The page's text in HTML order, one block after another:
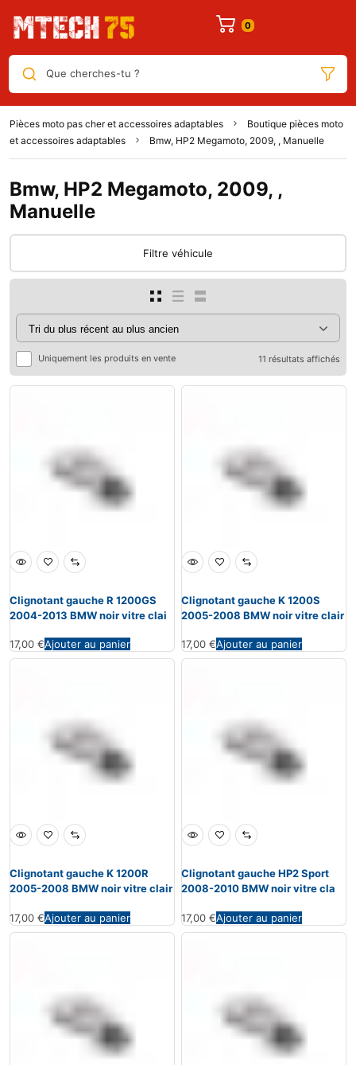
Que cherches-tu ?
Pièces moto pas cher et accessoires adaptables
Boutique pièces moto
et accessoires adaptables
Bmw, HP2 Megamoto, 2009, , Manuelle
Bmw, HP2 Megamoto, 2009, ,
Manuelle
Filtre véhicule
Uniquement les produits en vente 11 résultats affichés
Clignotant gauche R 1200GS
2004-2013 BMW noir vitre clai
17,00 €Ajouter au panier
Clignotant gauche K 1200S
2005-2008 BMW noir vitre clair
17,00 €Ajouter au panier
Clignotant gauche K 1200R
2005-2008 BMW noir vitre clair
17,00 €Ajouter au panier
Clignotant gauche HP2 Sport
2008-2010 BMW noir vitre cla
17,00 €Ajouter au panier